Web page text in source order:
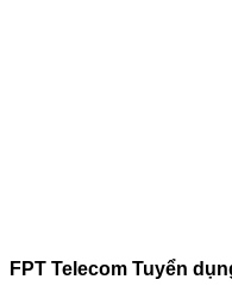
FPT Telecom Tuyển